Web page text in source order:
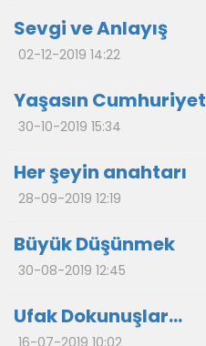
Sevgi ve Anlayış
02-12-2019 14:22
Yaşasın Cumhuriyet
30-10-2019 15:34
Her şeyin anahtarı
28-09-2019 12:19
Büyük Düşünmek
30-08-2019 12:45
Ufak Dokunuşlar…
16-07-2019 10:02